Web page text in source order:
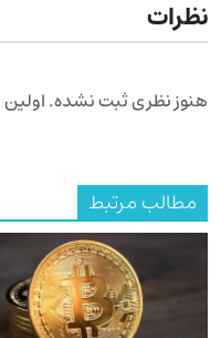
نظرات
هنوز نظری ثبت نشده. اولین
مطالب مرتبط